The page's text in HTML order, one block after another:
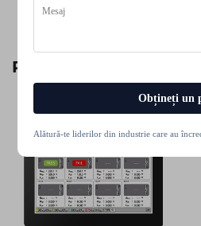
Produse conexe
Obțineți un
Alătură-te liderilor din industrie care au